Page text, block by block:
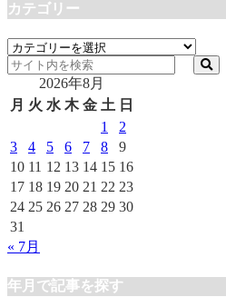
カテゴリー
カ
テ
リ
2026年8月
月 火 水 木 金 土 日
1
2
3
4 5 6 7 8
9
10 11 12 13 14 15 16
17 18 19 20 21 22 23
24 25 26 27 28 29 30
31
« 7月
年月で記事を探す